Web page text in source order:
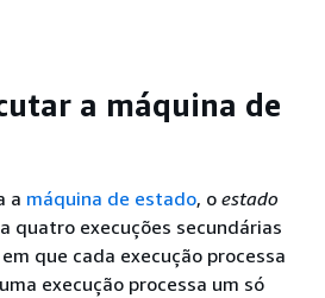
a máquina de
a máquina de estado, o estado
quatro execuções secundárias
que cada execução processa
execução processa um só